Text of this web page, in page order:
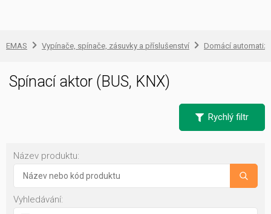
EMAS Vypínače, spínače, zásuvky a příslušenství Domácí
Spínací aktor (BUS, KNX)
Rychlý filtr
Název produktu:
Vyhledávání: